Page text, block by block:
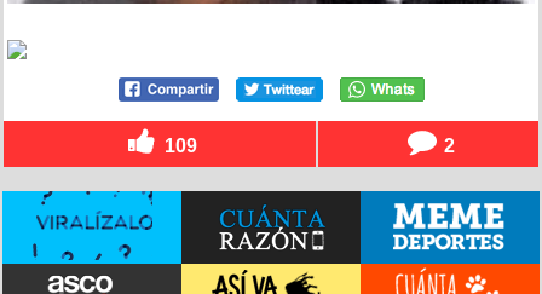
109 2
Papá, ¿hemos llegado ya? ¿Hemos llegado ya?
¿Hemos llegad...?
best_2 el 28 jul 2014, 17:41